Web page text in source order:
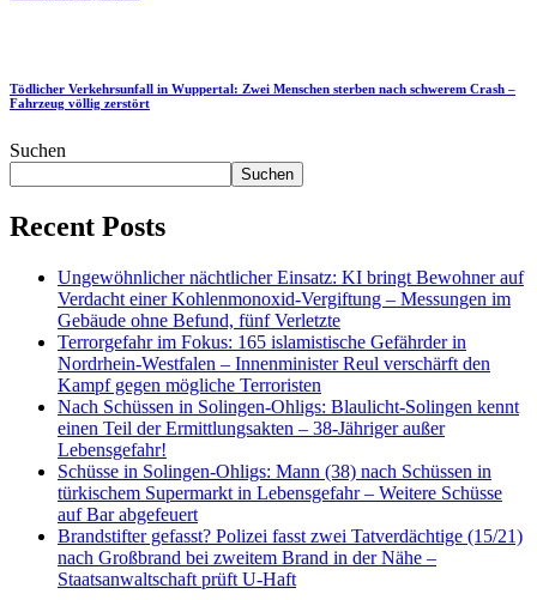
Tödlicher Verkehrsunfall in Wuppertal: Zwei Menschen sterben nach schwerem Crash –
Fahrzeug völlig zerstört
Suchen
Suchen
Recent Posts
Ungewöhnlicher nächtlicher Einsatz: KI bringt Bewohner auf
Verdacht einer Kohlenmonoxid-Vergiftung – Messungen im
Gebäude ohne Befund, fünf Verletzte
Terrorgefahr im Fokus: 165 islamistische Gefährder in
Nordrhein-Westfalen – Innenminister Reul verschärft den
Kampf gegen mögliche Terroristen
Nach Schüssen in Solingen-Ohligs: Blaulicht-Solingen kennt
einen Teil der Ermittlungsakten – 38-Jähriger außer
Lebensgefahr!
Schüsse in Solingen-Ohligs: Mann (38) nach Schüssen in
türkischem Supermarkt in Lebensgefahr – Weitere Schüsse
auf Bar abgefeuert
Brandstifter gefasst? Polizei fasst zwei Tatverdächtige (15/21)
nach Großbrand bei zweitem Brand in der Nähe –
Staatsanwaltschaft prüft U-Haft